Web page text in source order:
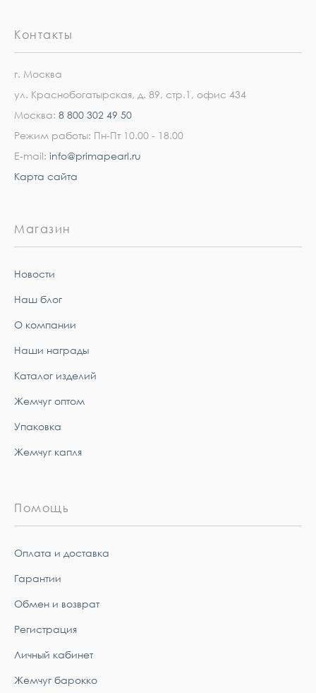
Контакты
г. Москва
ул. Краснобогатырская, д. 89, стр.1, офис 434
Москва: 8 800 302 49 50
Режим работы: Пн-Пт 10.00 - 18.00
E-mail: info@primapearl.ru
Карта сайта
Магазин
Новости
Наш блог
О компании
Наши награды
Каталог изделий
Жемчуг оптом
Упаковка
Жемчуг капля
Помощь
Оплата и доставка
Гарантии
Обмен и возврат
Регистрация
Личный кабинет
Жемчуг барокко